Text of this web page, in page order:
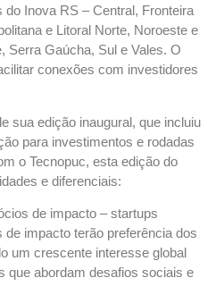
do Inova RS – Central, Fronteira
e Litoral Norte, Noroeste e
Serra Gaúcha, Sul e Vales. O
conexões com investidores
sua edição inaugural, que incluiu
para investimentos e rodadas
o Tecnopuc, esta edição do
e diferenciais:
de impacto – startups
impacto terão preferência dos
um crescente interesse global
que abordam desafios sociais e